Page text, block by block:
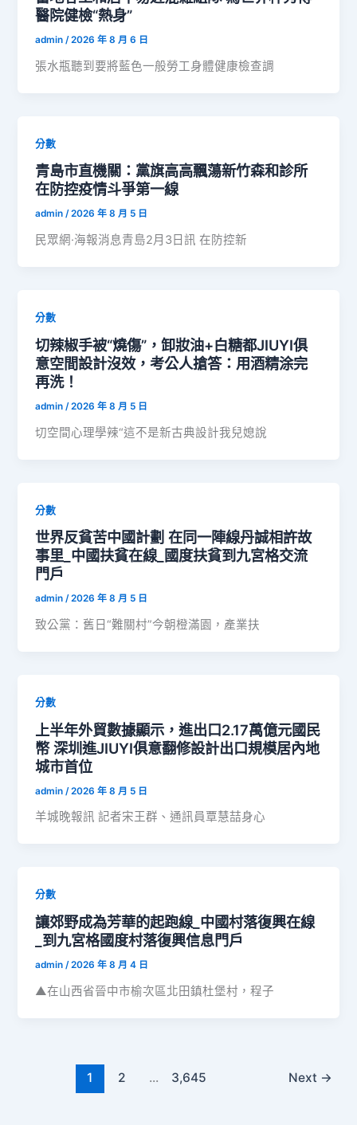
醫院健檢“熱身”
admin/2026 年 8 月 6 日
張水瓶聽到要將藍色一般勞工身體健康檢查調
分數
青島市直機關：黨旗高高飄蕩新竹森和診所
在防控疫情斗爭第一線
admin/2026 年 8 月 5 日
民眾網·海報消息青島2月3日訊 在防控新
分數
切辣椒手被“燒傷”，卸妝油+白糖都JIUYI俱
意空間設計沒效，考公人搶答：用酒精涂完
再洗！
admin /2026 年 8 月 5 日
切空間心理學辣“這不是新古典設計我兒媳說
分數
世界反貧苦中國計劃 在同一陣線丹誠相許故
事里_中國扶貧在線_國度扶貧到九宮格交流
門戶
admin/2026 年 8 月 5 日
致公黨：舊日“難關村”今朝橙滿園，產業扶
分數
上半年外貿數據顯示，進出口2.17萬億元國民
幣 深圳進JIUYI俱意翻修設計出口規模居內地
城市首位
admin /2026 年 8 月 5 日
羊城晚報訊 記者宋王群、通訊員覃慧喆身心
分數
讓郊野成為芳華的起跑線_中國村落復興在線
_到九宮格國度村落復興信息門戶
admin/2026 年 8 月 4 日
▲在山西省晉中市榆次區北田鎮杜堡村，程子
1 2 ... 3,645 Next →